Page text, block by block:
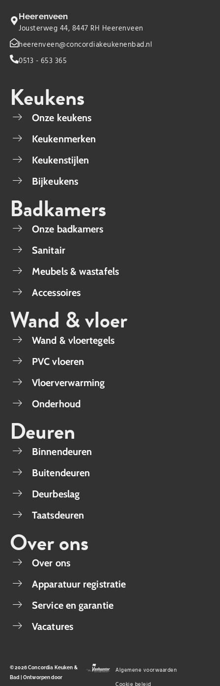
Heerenveen
Jousterweg 44, 8447 RH Heerenveen
heerenveen@concordiakeukenenbad.nl
0513 - 653 365
Keukens
Onze keukens
Keukenmerken
Keukenstijlen
Bijkeukens
Badkamers
Onze badkamers
Sanitair
Meubels & wastafels
Accessoires
Wand & vloer
Wand & vloertegels
PVC vloeren
Vloerverwarming
Onderhoud
Deuren
Binnendeuren
Buitendeuren
Deurbeslag
Taatsdeuren
Over ons
Over ons
Apparatuur registratie
Service en garantie
Vacatures
© 2026 Concordia Keuken &
Bad | Ontworpen door
Algemene voorwaarden
Cookie beleid